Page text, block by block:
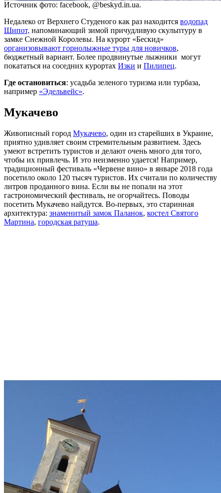
Источник фото: facebook, @beskyd.in.ua.
Недалеко от Верхнего Студеного как раз находится водопад
Шипот, напоминающий зимой причудливую скульптуру в
замке Снежной Королевы. На курорт «Бескид»
организовывают горнолыжные туры для новичков,
бюджетный вариант. Более продвинутые лыжники могут
покататься на соседних курортах Изки и Пилипец.
Где остановиться: усадьба зеленого туризма или турбаза,
например «Эдельвейс».
Мукачево
Живописный город Мукачево, один из старейших в Украине,
приятно удивляет своим стремительным развитием. Здесь
умеют встретить туристов и делают очень много для того,
чтобы их привлечь. И это неизменно удается! Например,
традиционный фестиваль «Червене вино» в январе 2018 года
посетило около 120 тысяч туристов. Их считали по количеству
литров проданного вина. Если вы не попали на этот
гастрономический фестиваль, не огорчайтесь. Поводы
посетить Мукачево найдутся. Во-первых, это старинная
архитектура: знаменитый замок Паланок, костел Святого
Мартина, городская ратуша.